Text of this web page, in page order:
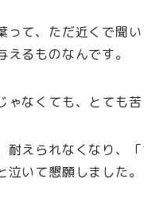
って、ただ近くで聞
えるものなんです。
ゃなくても、とても苦
耐えられなくなり、
泣いて懇願しました。